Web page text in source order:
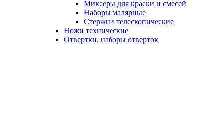
Миксеры для краски и смесей
Наборы малярные
Стержни телескопические
Ножи технические
Отвертки, наборы отверток